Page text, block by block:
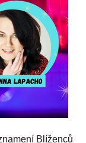
Blíženců